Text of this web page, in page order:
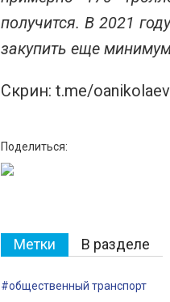
получится. В 2021
закупить еще
Скрин: t.me/oanikolaev
Поделиться:
Метки В разделе
#общественный транспорт